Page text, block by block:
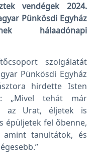
vendégek 2024.
Pünkösdi Egyház
hálaadónapi
szolgálatát
Pünkösdi Egyház
hirdette Isten
„Mivel tehát már
az Urat, éljetek is
épüljetek fel őbenne,
tanultátok, és